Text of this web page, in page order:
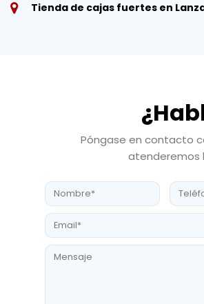
Tienda de cajas fuertes en
Póngase en contacto
atenderemos